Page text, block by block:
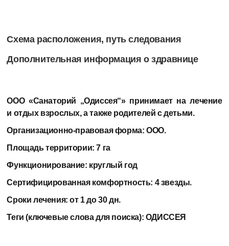
Схема расположения, путь следования
Дополнительная информация о здравнице
ООО «Санаторий „Одиссея“»принимает на лечение
и отдых взрослых, а также родителей с детьми.
Организационно-правовая форма:ООО.
Площадь территории:7 га
Функционирование: круглый год
Сертифицированная комфортность: 4 звезды.
Сроки лечения:от 1 до 30 дн.
Теги (ключевые слова для поиска): ОДИССЕЯ